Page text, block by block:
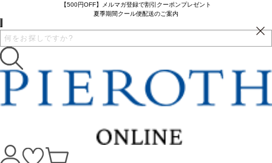
【500円OFF】メルマガ登録で割引クーポンプレゼント
夏季期間クール便配送のご案内